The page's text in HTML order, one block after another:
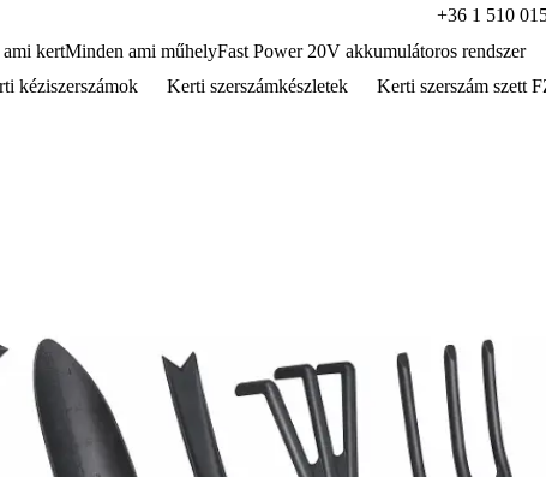
+36 1 510
kertMinden ami műhelyFast Power 20V akkumulátoros rendszer
kéziszerszámok Kerti szerszámkészletek
Kerti szerszám szett